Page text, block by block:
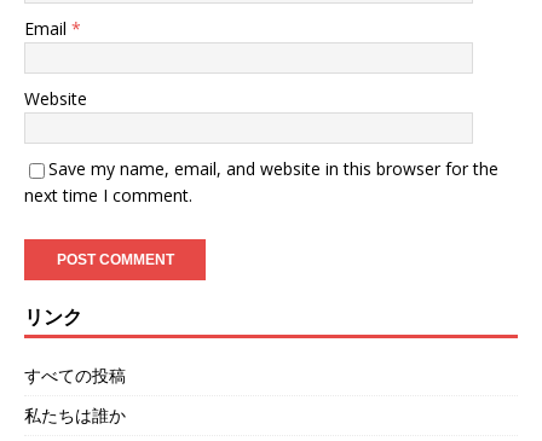
Email *
Website
Save my name, email, and website in this browser for the
next time I comment.
リンク
すべての投稿
私たちは誰か